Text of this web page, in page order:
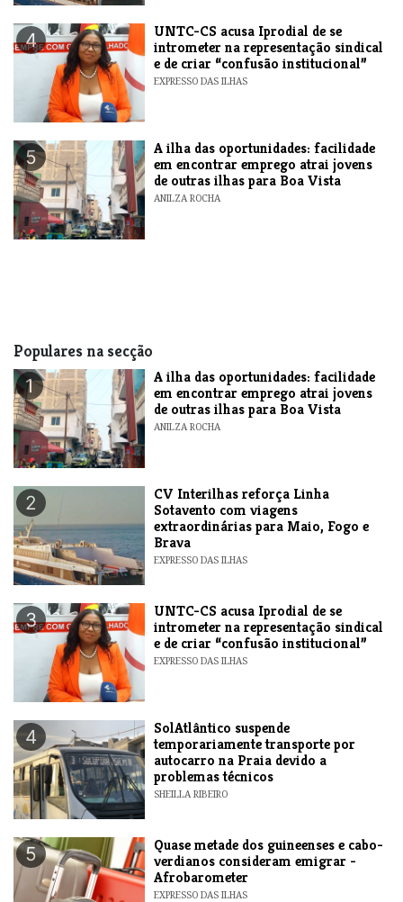
4
UNTC-CS acusa Iprodial de se
intrometer na representação sindical
e de criar “confusão institucional”
EXPRESSO DAS ILHAS
5
A ilha das oportunidades: facilidade
em encontrar emprego atrai jovens
de outras ilhas para Boa Vista
ANILZA ROCHA
Populares na secção
1
A ilha das oportunidades: facilidade
em encontrar emprego atrai jovens
de outras ilhas para Boa Vista
ANILZA ROCHA
2
​CV Interilhas reforça Linha
Sotavento com viagens
extraordinárias para Maio, Fogo e
Brava
EXPRESSO DAS ILHAS
3
UNTC-CS acusa Iprodial de se
intrometer na representação sindical
e de criar “confusão institucional”
EXPRESSO DAS ILHAS
4
SolAtlântico suspende
temporariamente transporte por
autocarro na Praia devido a
problemas técnicos
SHEILLA RIBEIRO
5
Quase metade dos guineenses e cabo-
verdianos consideram emigrar -
Afrobarometer
EXPRESSO DAS ILHAS